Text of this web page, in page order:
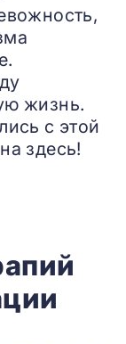
жизнь.
с этой
здесь!